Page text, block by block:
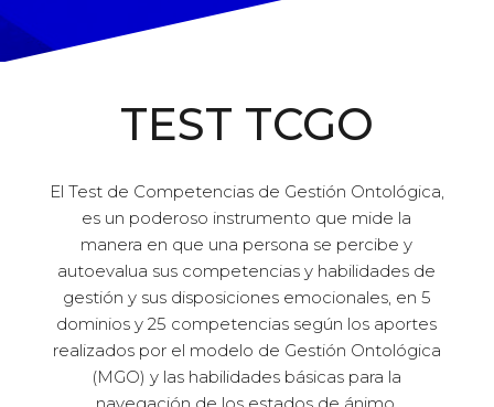
TEST TCGO
El Test de Competencias de Gestión Ontológica,
es un poderoso instrumento que mide la
manera en que una persona se percibe y
autoevalua sus competencias y habilidades de
gestión y sus disposiciones emocionales, en 5
dominios y 25 competencias según los aportes
realizados por el modelo de Gestión Ontológica
(MGO) y las habilidades básicas para la